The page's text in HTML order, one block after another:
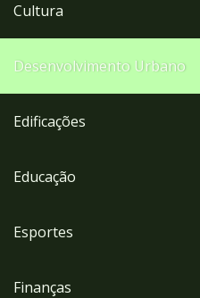
Cultura
Desenvolvimento Urbano
Edificações
Educação
Esportes
Finanças